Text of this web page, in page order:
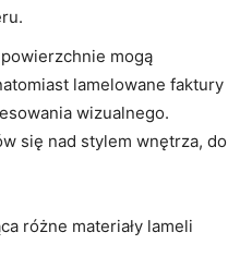
powierzchnie mogą
lamelowane faktury
wizualnego.
się nad stylem wnętrza, do
różne materiały lameli